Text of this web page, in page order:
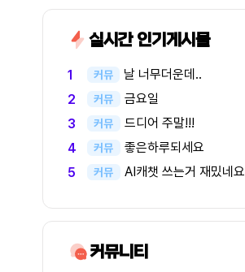
실시간 인기게시물
1 커뮤
날 너무더운데..
2
커뮤
금요일
3
커뮤
드디어 주말!!!
4
커뮤
좋은하루되세요
5
커뮤 AI캐챗 쓰는거 재밌네요
커뮤니티